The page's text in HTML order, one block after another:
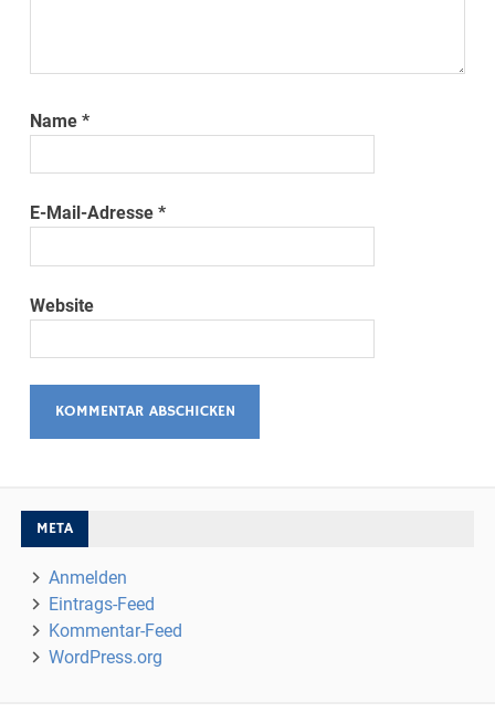
Name*
E-Mail-Adresse*
Website
META
Anmelden
Eintrags-Feed
Kommentar-Feed
WordPress.org